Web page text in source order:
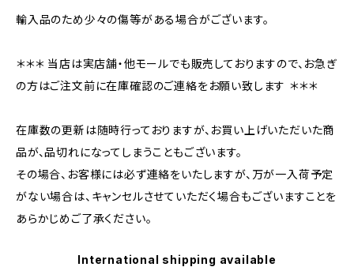
輸入品のため少々の傷等がある場合がございます。
＊＊＊ 当店は実店舗・他モールでも販売しておりますので、お急ぎ
の方はご注文前に在庫確認のご連絡をお願い致します ＊＊＊
在庫数の更新は随時行っておりますが、お買い上げいただいた商
品が、品切れになってしまうこともございます。
その場合、お客様には必ず連絡をいたしますが、万が一入荷予定
がない場合は、キャンセルさせていただく場合もございますことを
あらかじめご了承ください。
International shipping available